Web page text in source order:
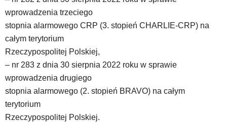
Na
stronie
mogą
się
znajdować
używane
elementy
wideo
wprowadzenia trzeciego
stopnia alarmowego CRP (3. stopień CHARLIE-CRP) na
całym terytorium
Rzeczypospolitej Polskiej,
– nr 283 z dnia 30 sierpnia 2022 roku w sprawie
wprowadzenia drugiego
stopnia alarmowego (2. stopień BRAVO) na całym
terytorium
Rzeczypospolitej Polskiej.